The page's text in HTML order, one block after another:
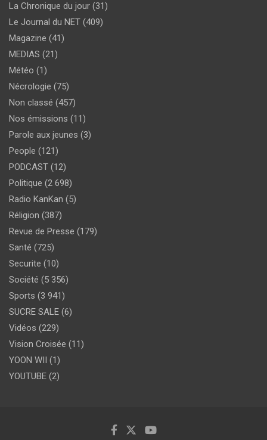
La Chronique du jour (31)
Le Journal du NET (409)
Magazine (41)
MEDIAS (21)
Météo (1)
Nécrologie (75)
Non classé (457)
Nos émissions (11)
Parole aux jeunes (3)
People (121)
PODCAST (12)
Politique (2 698)
Radio KanKan (5)
Réligion (387)
Revue de Presse (179)
Santé (725)
Securite (10)
Société (5 356)
Sports (3 941)
SUCRE SALE (6)
Vidéos (229)
Vision Croisée (11)
YOON WII (1)
YOUTUBE (2)